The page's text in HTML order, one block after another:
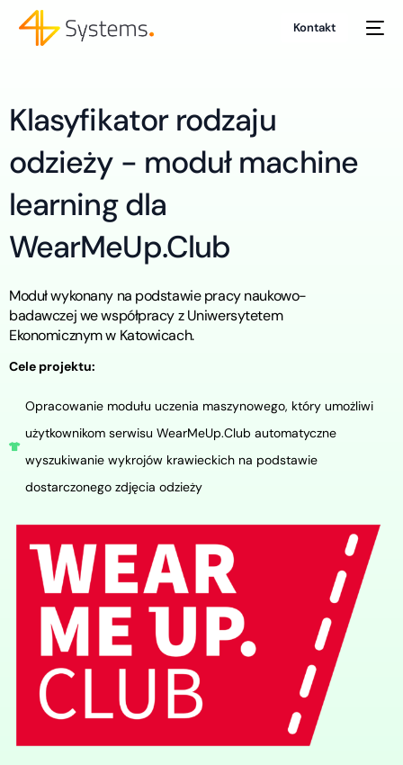
Kontakt
Klasyfikator rodzaju
odzieży - moduł machine
learning dla
WearMeUp.Club
Moduł wykonany na podstawie pracy naukowo-
badawczej we współpracy z Uniwersytetem
Ekonomicznym w Katowicach.
Cele projektu:
Opracowanie modułu uczenia maszynowego, który umożliwi
użytkownikom serwisu WearMeUp.Club automatyczne
wyszukiwanie wykrojów krawieckich na podstawie
dostarczonego zdjęcia odzieży